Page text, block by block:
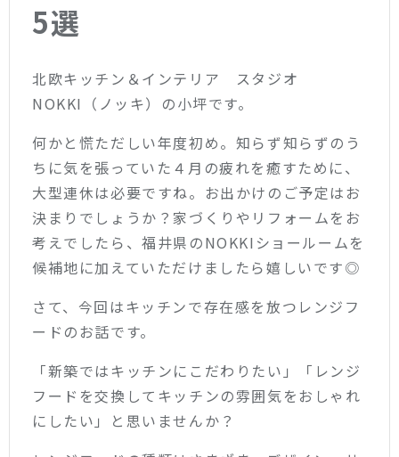
5選
北欧キッチン＆インテリア スタジオ
NOKKI（ノッキ）の小坪です。
何かと慌ただしい年度初め。知らず知らずのう
ちに気を張っていた４月の疲れを癒すために、
大型連休は必要ですね。お出かけのご予定はお
決まりでしょうか？家づくりやリフォームをお
考えでしたら、福井県のNOKKIショールームを
候補地に加えていただけましたら嬉しいです◎
さて、今回はキッチンで存在感を放つレンジフ
ードのお話です。
「新築ではキッチンにこだわりたい」「レンジ
フードを交換してキッチンの雰囲気をおしゃれ
にしたい」と思いませんか？